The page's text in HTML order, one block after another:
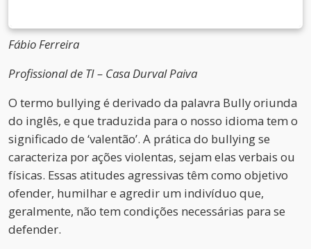
Fábio Ferreira
Profissional de TI – Casa Durval Paiva
O termo bullying é derivado da palavra Bully oriunda
do inglês, e que traduzida para o nosso idioma tem o
significado de ‘valentão’. A prática do bullying se
caracteriza por ações violentas, sejam elas verbais ou
físicas. Essas atitudes agressivas têm como objetivo
ofender, humilhar e agredir um indivíduo que,
geralmente, não tem condições necessárias para se
defender.